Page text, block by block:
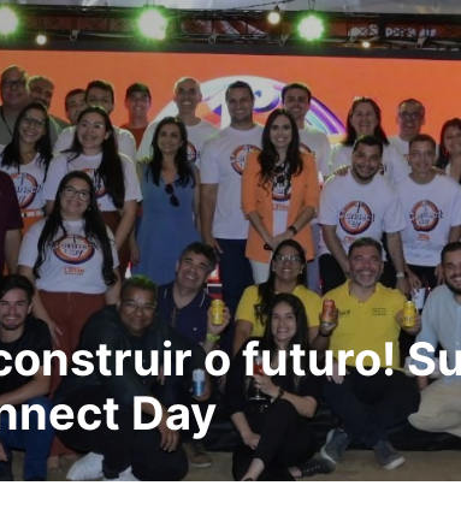
o futuro!
Day